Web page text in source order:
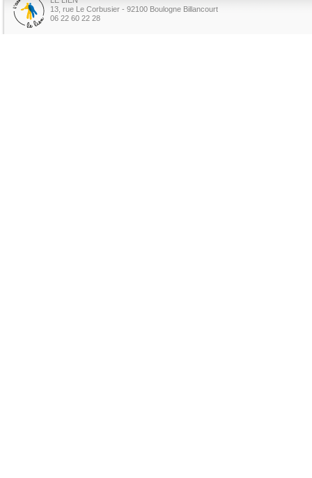
13, rue Le Corbusier - 92100 Boulogne Billancourt
06 22 60 22 28